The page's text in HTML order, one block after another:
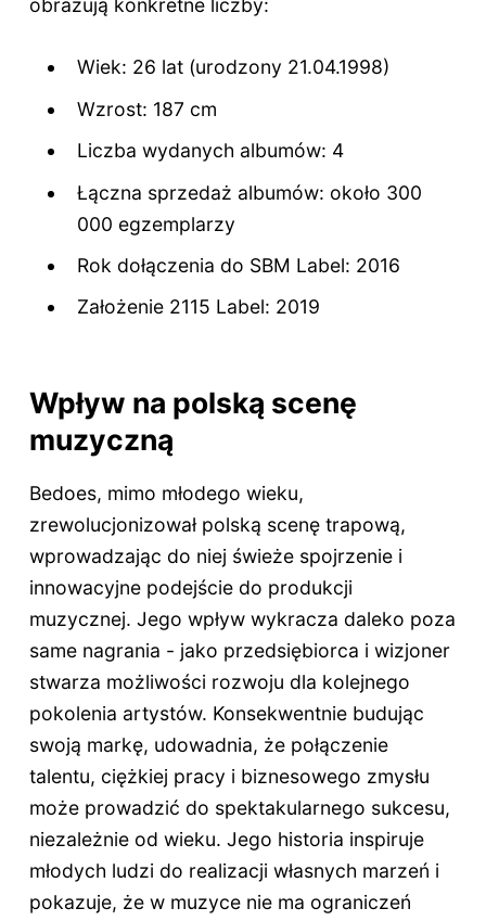
obrazują konkretne liczby:
Wiek: 26 lat (urodzony 21.04.1998)
Wzrost: 187 cm
Liczba wydanych albumów: 4
Łączna sprzedaż albumów: około 300
000 egzemplarzy
Rok dołączenia do SBM Label: 2016
Założenie 2115 Label: 2019
Wpływ na polską scenę
muzyczną
Bedoes, mimo młodego wieku,
zrewolucjonizował polską scenę trapową,
wprowadzając do niej świeże spojrzenie i
innowacyjne podejście do produkcji
muzycznej. Jego wpływ wykracza daleko poza
same nagrania - jako przedsiębiorca i wizjoner
stwarza możliwości rozwoju dla kolejnego
pokolenia artystów. Konsekwentnie budując
swoją markę, udowadnia, że połączenie
talentu, ciężkiej pracy i biznesowego zmysłu
może prowadzić do spektakularnego sukcesu,
niezależnie od wieku. Jego historia inspiruje
młodych ludzi do realizacji własnych marzeń i
pokazuje, że w muzyce nie ma ograniczeń